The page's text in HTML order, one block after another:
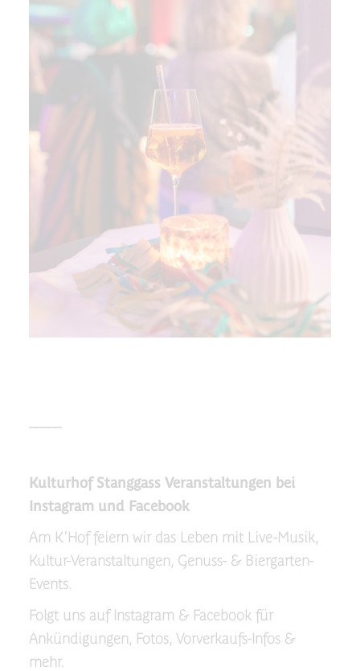
Kulturhof Stanggass Veranstaltungen bei
Instagram und Facebook
Am K'Hof feiern wir das Leben mit Live-Musik,
Kultur-Veranstaltungen, Genuss- & Biergarten-
Events.
Folgt uns auf Instagram & Facebook für
Ankündigungen, Fotos, Vorverkaufs-Infos &
mehr.